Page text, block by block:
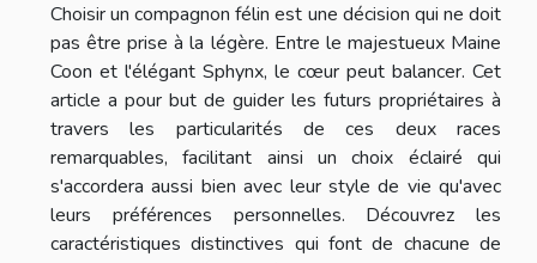
Choisir un compagnon félin est une décision qui ne doit
pas être prise à la légère. Entre le majestueux Maine
Coon et l'élégant Sphynx, le cœur peut balancer. Cet
article a pour but de guider les futurs propriétaires à
travers les particularités de ces deux races
remarquables, facilitant ainsi un choix éclairé qui
s'accordera aussi bien avec leur style de vie qu'avec
leurs préférences personnelles. Découvrez les
caractéristiques distinctives qui font de chacune de